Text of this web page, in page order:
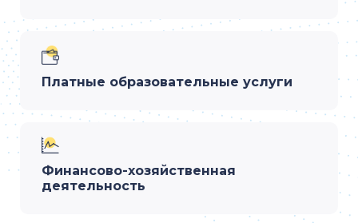
Платные образовательные услуги
Финансово-хозяйственная
деятельность